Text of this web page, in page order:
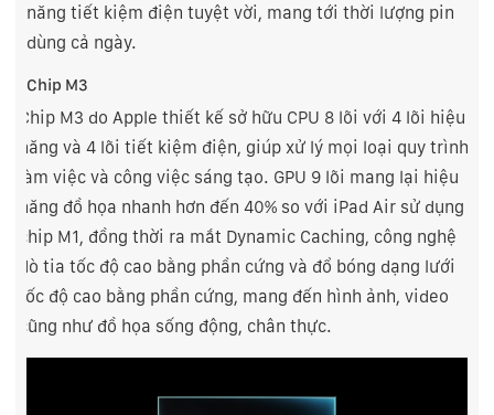
năng tiết kiệm điện tuyệt vời, mang tới thời lượng pin
dùng cả ngày.
Chip M3
Chip M3 do Apple thiết kế sở hữu CPU 8 lõi với 4 lõi hiệu
năng và 4 lõi tiết kiệm điện, giúp xử lý mọi loại quy trình
làm việc và công việc sáng tạo. GPU 9 lõi mang lại hiệu
năng đồ họa nhanh hơn đến 40% so với iPad Air sử dụng
chip M1, đồng thời ra mắt Dynamic Caching, công nghệ
dò tia tốc độ cao bằng phần cứng và đổ bóng dạng lưới
tốc độ cao bằng phần cứng, mang đến hình ảnh, video
cũng như đồ họa sống động, chân thực.